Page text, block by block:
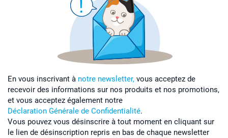
En vous inscrivant à notre newsletter, vous acceptez de
recevoir des informations sur nos produits et nos promotions,
et vous acceptez également notre
Déclaration Générale de Confidentialité.
Vous pouvez vous désinscrire à tout moment en cliquant sur
le lien de désinscription repris en bas de chaque newsletter